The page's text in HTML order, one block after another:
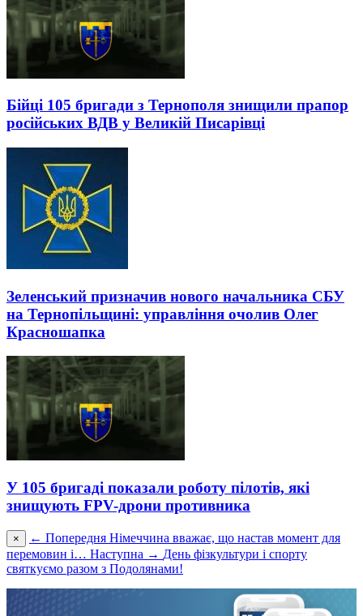
Бійці 105 бригади з Тернополя знищили прапор
російських ВДВ у Великій Писарівці
Зеленський призначив нового начальника СБУ
на Тернопільщині: управління очолив Олег
Красношапка
У 105 бригаді показали роботу пілотів, які
знищують FPV-дрони противника
× ← Попередня Німеччина вважає, що настав момент для
перемовин і… Наступна → День фізкультури і спорту
святкуємо разом з Подолянами!